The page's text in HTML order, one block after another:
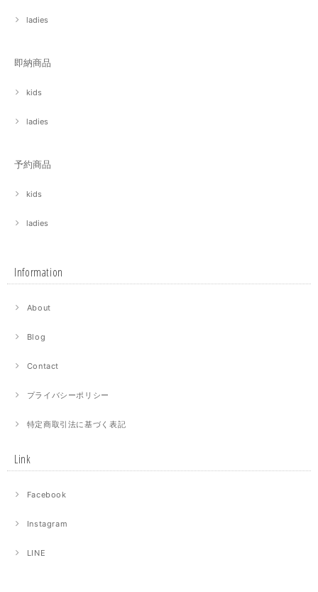
ladies
即納商品
kids
ladies
予約商品
kids
ladies
Information
About
Blog
Contact
プライバシーポリシー
特定商取引法に基づく表記
Link
Facebook
Instagram
LINE